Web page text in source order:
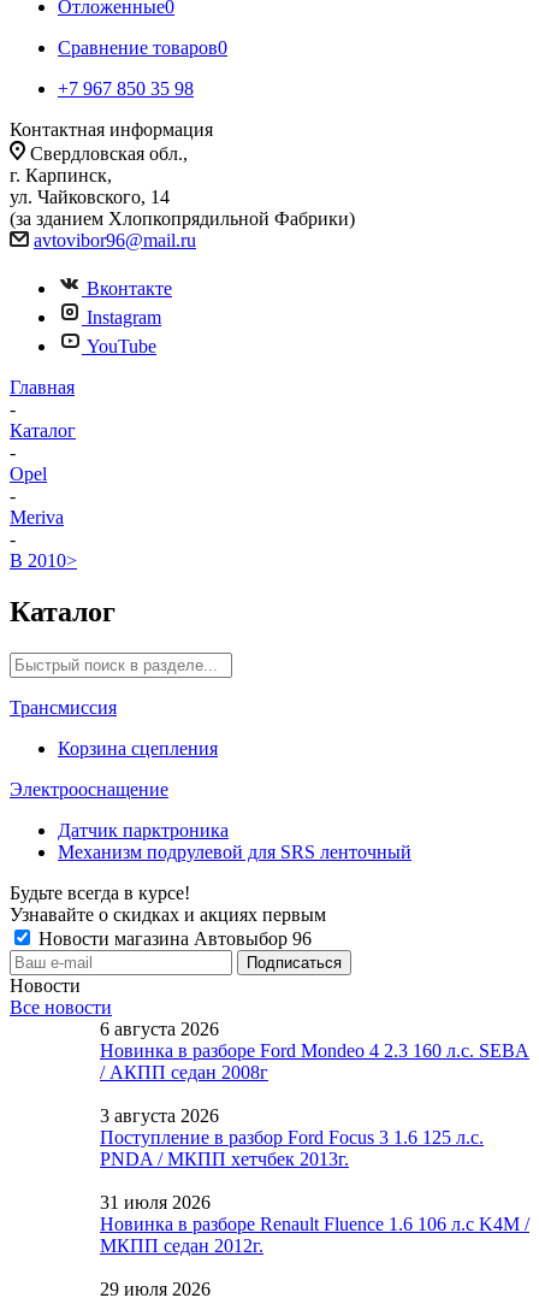
Отложенные0
Сравнение товаров0
+7 967 850 35 98
Контактная информация
Свердловская обл.,
г. Карпинск,
ул. Чайковского, 14
(за зданием Хлопкопрядильной Фабрики)
avtovibor96@mail.ru
Вконтакте
Instagram
YouTube
Главная
-
Каталог
-
Opel
-
Meriva
-
B 2010>
Каталог
Трансмиссия
Корзина сцепления
Электрооснащение
Датчик парктроника
Механизм подрулевой для SRS ленточный
Будьте всегда в курсе!
Узнавайте о скидках и акциях первым
Новости магазина Автовыбор 96
Новости
Все новости
6 августа 2026
Новинка в разборе Ford Mondeo 4 2.3 160 л.с. SEBA
/ АКПП седан 2008г
3 августа 2026
Поступление в разбор Ford Focus 3 1.6 125 л.с.
PNDA / МКПП хетчбек 2013г.
31 июля 2026
Новинка в разборе Renault Fluence 1.6 106 л.с K4M /
МКПП седан 2012г.
29 июля 2026